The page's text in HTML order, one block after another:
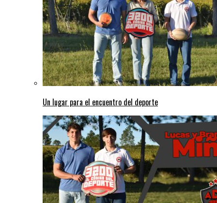
Un lugar para el encuentro del deporte